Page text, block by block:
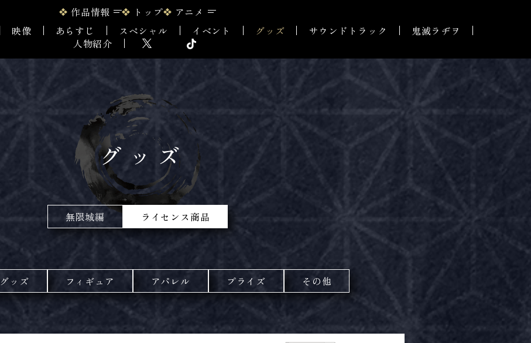
作品情報 トップ
アニメ
映像 あらすじ スペシャル イベント グッズ サウンドトラック
鬼滅ラヂヲ
人物紹介
グッズ
無限城編 ライセンス商品
グッズ フィギュア アパレル プライズ その他